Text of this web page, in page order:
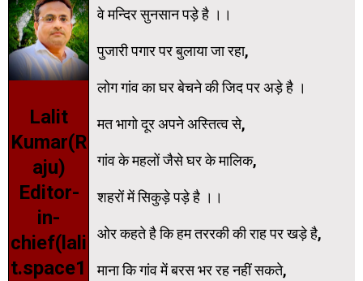
Lalit
Kumar(R
aju)
Editor-
in-
chief(lali
t.space1
वे मन्दिर सुनसान पड़े है ।।
पुजारी पगार पर बुलाया जा रहा,
लोग गांव का घर बेचने की जिद पर अड़े है ।
मत भागो दूर अपने अस्तित्व से,
गांव के महलों जैसे घर के मालिक,
शहरों में सिकुड़े पड़े है ।।
ओर कहते है कि हम तररकी की राह पर खड़े है,
माना कि गांव में बरस भर रह नहीं सकते,